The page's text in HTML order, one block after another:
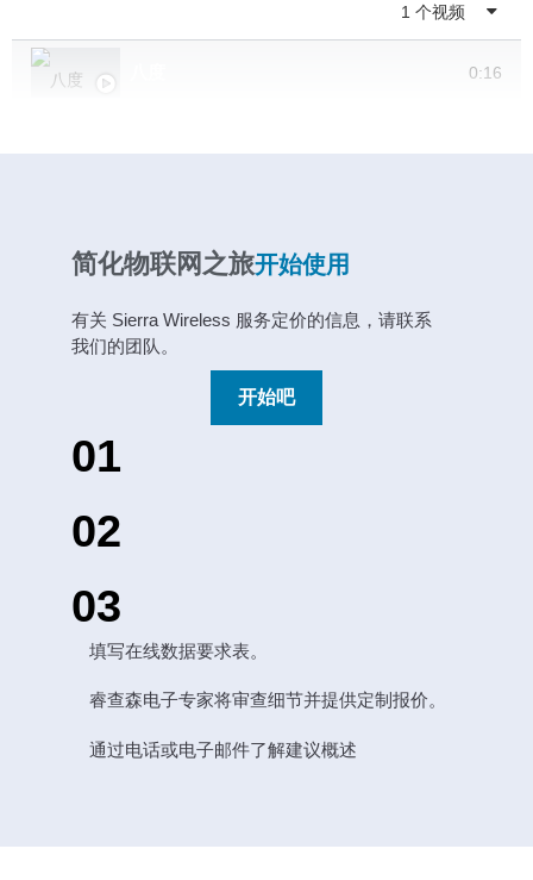
1 个视频
0:16
简化物联网之旅开始使用
有关 Sierra Wireless 服务定价的信息，请联系
我们的团队。
开始吧
01
02
03
填写在线数据要求表。
睿查森电子专家将审查细节并提供定制报价。
通过电话或电子邮件了解建议概述